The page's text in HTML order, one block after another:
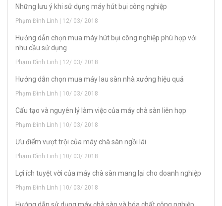
Những lưu ý khi sử dụng máy hút bụi công nghiệp
Phạm Đình Linh | 12/ 03/ 2018
Hướng dẫn chọn mua máy hút bụi công nghiệp phù hợp với
nhu cầu sử dụng
Phạm Đình Linh | 12/ 03/ 2018
Hướng dẫn chọn mua máy lau sàn nhà xưởng hiệu quả
Phạm Đình Linh | 10/ 03/ 2018
Cấu tạo và nguyên lý làm việc của máy chà sàn liên hợp
Phạm Đình Linh | 10/ 03/ 2018
Ưu điểm vượt trội của máy chà sàn ngồi lái
Phạm Đình Linh | 10/ 03/ 2018
Lợi ích tuyệt vời của máy chà sàn mang lại cho doanh nghiệp
Phạm Đình Linh | 10/ 03/ 2018
Hướng dẫn sử dụng máy chà sàn và hóa chất công nghiệp